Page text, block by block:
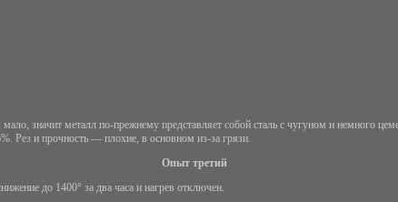
значит металл по-прежнему представляет собой сталь с чугуном и немного
Рез и прочность — плохие, в основном из-за грязи.
Опыт третий
до 1400° за два часа и нагрев отключен.